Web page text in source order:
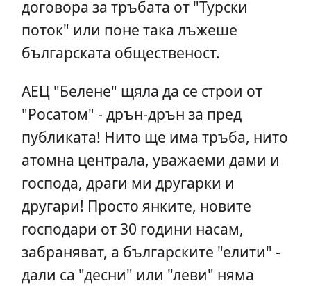
договора за тръбата от "Турски
поток" или поне така лъжеше
българската общественост.
АЕЦ "Белене" щяла да се строи от
"Росатом" - дрън-дрън за пред
публиката! Нито ще има тръба, нито
атомна централа, уважаеми дами и
господа, драги ми другарки и
другари! Просто янките, новите
господари от 30 години насам,
забраняват, а българските "елити" -
дали са "десни" или "леви" няма